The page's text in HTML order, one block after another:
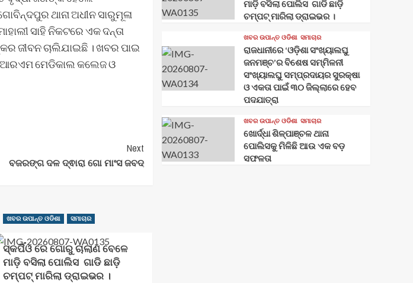
ଥାନା ଅଧୀନ ସାରୁମୂଳା
ସାହି ନିକଟରେ ଏକ ଦନ୍ତା
ଜୀବନ ଚାଲିଯାଇଛି । ଖବର ପାଇ
ମେଡିକାଲ କଲେଜ ଓ
Next
ବଜରଙ୍ଗ ଦଳ ଦ୍ଵାରା ଗୋ ମାଂସ ଜବଦ୍
ଖବର ଉପାନ୍ତ ଓଡିଶା ସମାଚାର
ସ୍କର୍ପିଓ ରେ ଗୋରୁ ଚାଲାଣ ବେଳେ
ମାଡ଼ି ବସିଲା ପୋଲିସ ଗାଡି ଛାଡ଼ି
ଚମ୍ପଟ୍ ମାରିଲା ଡ୍ରାଇଭର ।
ମାଡ଼ି ବସିଲା ପୋଲିସ ଗାଡି ଛାଡ଼ି
ଚମ୍ପଟ୍ ମାରିଲା ଡ୍ରାଇଭର ।
ଖବର ଉପାନ୍ତ ଓଡିଶା ସମାଚାର
ରାଜଧାନୀରେ ‘ଓଡ଼ିଶା ସଂଖ୍ୟାଲଘୁ
ଜନମଞ୍ଚ’ର ବିଶେଷ ସମ୍ମିଳନୀ
ସଂଖ୍ୟାଲଘୁ ସମ୍ପ୍ରଦାୟର ସୁରକ୍ଷା
ଓ ଏକତା ପାଇଁ ୩୦ ଜିଲ୍ଲାରେ ହେବ
ପଦଯାତ୍ରା
ଖବର ଉପାନ୍ତ ଓଡିଶା ସମାଚାର
ଖୋର୍ଦ୍ଧା ଶିଳ୍ପାଞ୍ଚଳ ଥାନା
ପୋଲିସକୁ ମିଳିଛି ଆଉ ଏକ ବଡ଼
ସଫଳତା